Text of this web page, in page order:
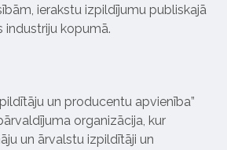
ierakstu izpildījumu publiskajā
industriju kopumā.
un producentu apvienība”
organizācija, kur
un ārvalstu izpildītāji un